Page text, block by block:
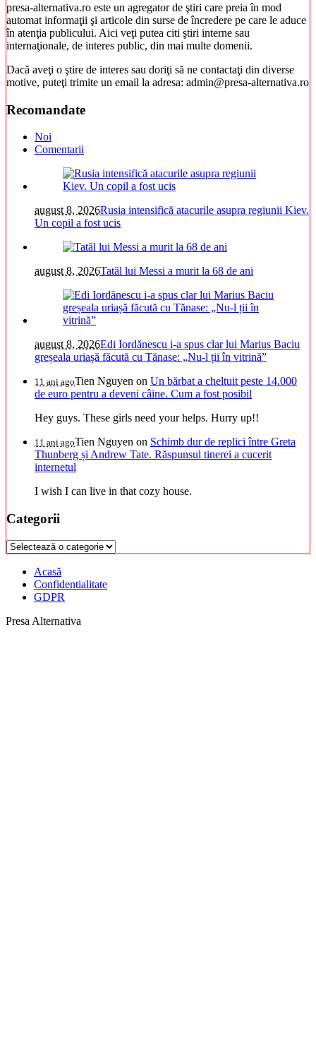
presa-alternativa.ro este un agregator de ştiri care preia în mod
automat informaţii şi articole din surse de încredere pe care le aduce
în atenţia publicului. Aici veţi putea citi ştiri interne sau
internaţionale, de interes public, din mai multe domenii.
Dacă aveţi o ştire de interes sau doriţi să ne contactaţi din diverse
motive, puteţi trimite un email la adresa: admin@presa-alternativa.ro
Recomandate
Noi
Comentarii
august 8, 2026Rusia intensifică atacurile asupra regiunii Kiev.
Un copil a fost ucis
august 8, 2026Tatăl lui Messi a murit la 68 de ani
august 8, 2026Edi Iordănescu i-a spus clar lui Marius Baciu
greșeala uriașă făcută cu Tănase: „Nu-l ții în vitrină”
11 ani agoTien Nguyen on Un bărbat a cheltuit peste 14.000
de euro pentru a deveni câine. Cum a fost posibil
Hey guys. These girls need your helps. Hurry up!!
11 ani agoTien Nguyen on Schimb dur de replici între Greta
Thunberg și Andrew Tate. Răspunsul tinerei a cucerit
internetul
I wish I can live in that cozy house.
Categorii
Categorii
Acasă
Confidentialitate
GDPR
Presa Alternativa